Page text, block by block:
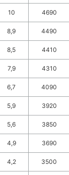
10 4690
8,9 4490
8,5 4410
7,9 4310
6,7 4090
5,9 3920
5,6 3850
4,9 3690
4,2 3500